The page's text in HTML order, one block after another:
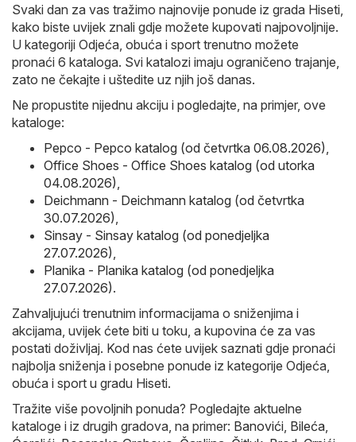
Svaki dan za vas tražimo najnovije ponude iz grada Hiseti,
kako biste uvijek znali gdje možete kupovati najpovoljnije.
U kategoriji Odjeća, obuća i sport trenutno možete
pronaći 6 kataloga. Svi katalozi imaju ograničeno trajanje,
zato ne čekajte i uštedite uz njih još danas.
Ne propustite nijednu akciju i pogledajte, na primjer, ove
kataloge:
Pepco - Pepco katalog (od četvrtka 06.08.2026)
Office Shoes - Office Shoes katalog (od utorka
04.08.2026)
Deichmann - Deichmann katalog (od četvrtka
30.07.2026)
Sinsay - Sinsay katalog (od ponedjeljka
27.07.2026)
Planika - Planika katalog (od ponedjeljka
27.07.2026).
Zahvaljujući trenutnim informacijama o sniženjima i
akcijama, uvijek ćete biti u toku, a kupovina će za vas
postati doživljaj. Kod nas ćete uvijek saznati gdje pronaći
najbolja sniženja i posebne ponude iz kategorije Odjeća,
obuća i sport u gradu Hiseti.
Tražite više povoljnih ponuda? Pogledajte aktuelne
kataloge i iz drugih gradova, na primer: Banovići Bileća